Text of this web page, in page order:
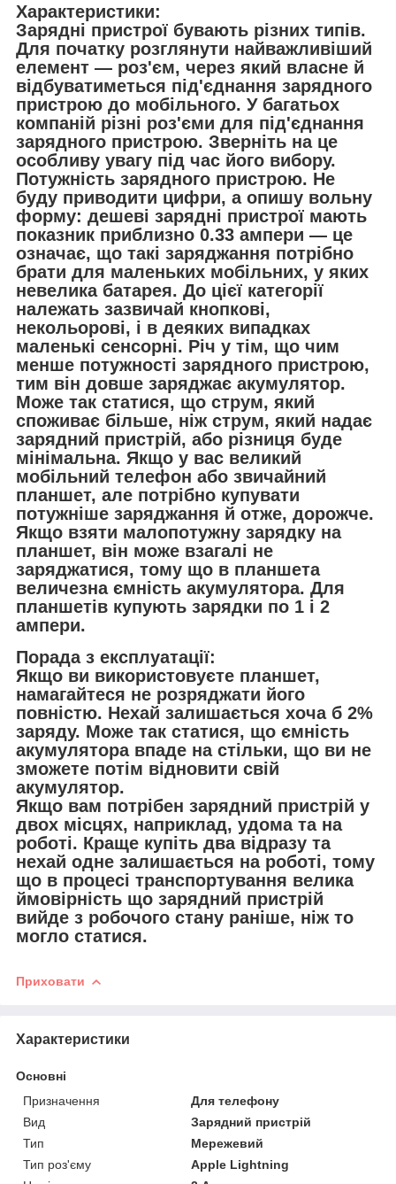
Характеристики:
Зарядні пристрої бувають різних типів.
Для початку розглянути найважливіший
елемент — роз'єм, через який власне й
відбуватиметься під'єднання зарядного
пристрою до мобільного. У багатьох
компаній різні роз'єми для під'єднання
зарядного пристрою. Зверніть на це
особливу увагу під час його вибору.
Потужність зарядного пристрою. Не
буду приводити цифри, а опишу вольну
форму: дешеві зарядні пристрої мають
показник приблизно 0.33 ампери — це
означає, що такі заряджання потрібно
брати для маленьких мобільних, у яких
невелика батарея. До цієї категорії
належать зазвичай кнопкові,
некольорові, і в деяких випадках
маленькі сенсорні. Річ у тім, що чим
менше потужності зарядного пристрою,
тим він довше заряджає акумулятор.
Може так статися, що струм, який
споживає більше, ніж струм, який надає
зарядний пристрій, або різниця буде
мінімальна. Якщо у вас великий
мобільний телефон або звичайний
планшет, але потрібно купувати
потужніше заряджання й отже, дорожче.
Якщо взяти малопотужну зарядку на
планшет, він може взагалі не
заряджатися, тому що в планшета
величезна ємність акумулятора. Для
планшетів купують зарядки по 1 і 2
ампери.
Порада з експлуатації:
Якщо ви використовуєте планшет,
намагайтеся не розряджати його
повністю. Нехай залишається хоча б 2%
заряду. Може так статися, що ємність
акумулятора впаде на стільки, що ви не
зможете потім відновити свій
акумулятор.
Якщо вам потрібен зарядний пристрій у
двох місцях, наприклад, удома та на
роботі. Краще купіть два відразу та
нехай одне залишається на роботі, тому
що в процесі транспортування велика
ймовірність що зарядний пристрій
вийде з робочого стану раніше, ніж то
могло статися.
Приховати
Характеристики
Основні
Призначення
Для телефону
Вид
Зарядний пристрій
Тип
Мережевий
Тип роз'єму
Apple Lightning